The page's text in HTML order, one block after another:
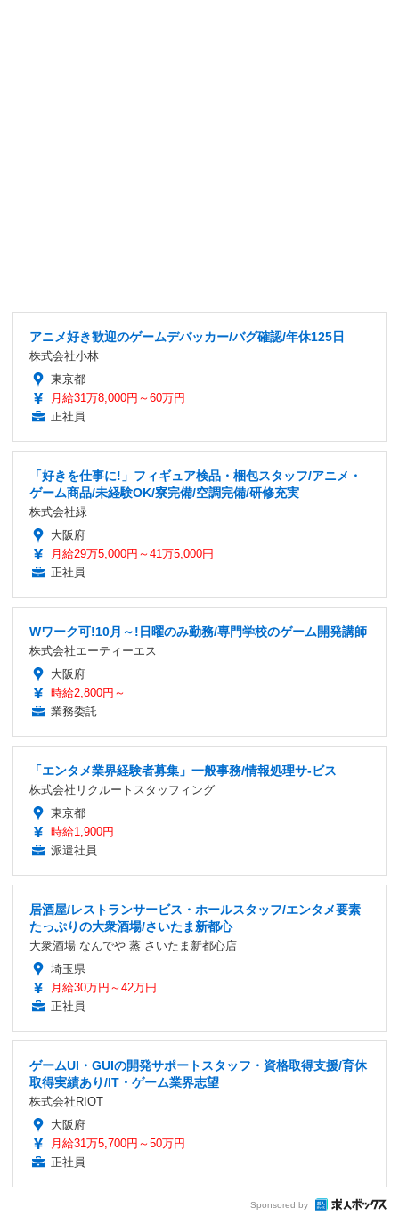
アニメ好き歓迎のゲームデバッカー/バグ確認/年休125日
株式会社小林
東京都
月給31万8,000円～60万円
正社員
「好きを仕事に!」フィギュア検品・梱包スタッフ/アニメ・
ゲーム商品/未経験OK/寮完備/空調完備/研修充実
株式会社緑
大阪府
月給29万5,000円～41万5,000円
正社員
Wワーク可!10月～!日曜のみ勤務/専門学校のゲーム開発講師
株式会社エーティーエス
大阪府
時給2,800円～
業務委託
「エンタメ業界経験者募集」一般事務/情報処理サ-ビス
株式会社リクルートスタッフィング
東京都
時給1,900円
派遣社員
居酒屋/レストランサービス・ホールスタッフ/エンタメ要素
たっぷりの大衆酒場/さいたま新都心
大衆酒場 なんでや 蒸 さいたま新都心店
埼玉県
月給30万円～42万円
正社員
ゲームUI・GUIの開発サポートスタッフ・資格取得支援/育休
取得実績あり/IT・ゲーム業界志望
株式会社RIOT
大阪府
月給31万5,700円～50万円
正社員
Sponsored by